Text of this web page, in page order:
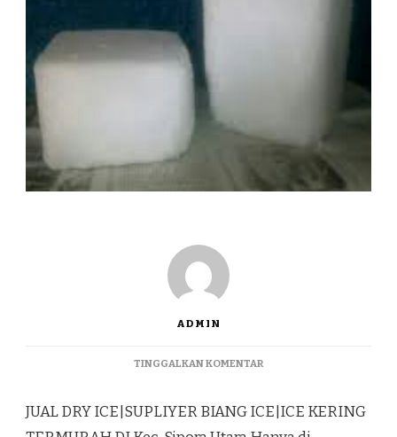
ADMIN
TINGGALKAN KOMENTARPADA
ICE|SUPLIYER
JUAL DRY ICE|SUPLIYER BIANG ICE|ICE KERING